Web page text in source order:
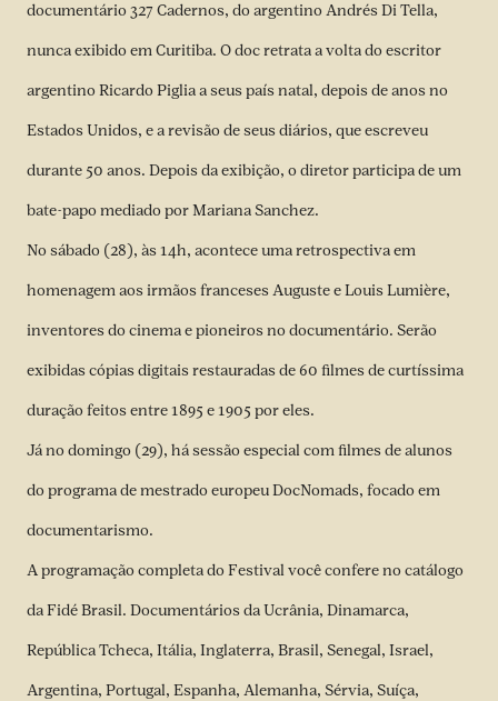
documentário 327 Cadernos, do argentino Andrés Di Tella,
nunca exibido em Curitiba. O doc retrata a volta do escritor
argentino Ricardo Piglia a seus país natal, depois de anos no
Estados Unidos, e a revisão de seus diários, que escreveu
durante 50 anos. Depois da exibição, o diretor participa de um
bate-papo mediado por Mariana Sanchez.
No sábado (28), às 14h, acontece uma retrospectiva em
homenagem aos irmãos franceses Auguste e Louis Lumière,
inventores do cinema e pioneiros no documentário. Serão
exibidas cópias digitais restauradas de 60 filmes de curtíssima
duração feitos entre 1895 e 1905 por eles.
Já no domingo (29), há sessão especial com filmes de alunos
do programa de mestrado europeu DocNomads, focado em
documentarismo.
A programação completa do Festival você confere no catálogo
daFidé Brasil. Documentários da Ucrânia, Dinamarca,
República Tcheca, Itália, Inglaterra, Brasil, Senegal, Israel,
Argentina, Portugal, Espanha, Alemanha, Sérvia, Suíça,